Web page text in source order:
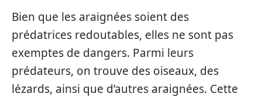
Bien que les araignées soient des
prédatrices redoutables, elles ne sont pas
exemptes de dangers. Parmi leurs
prédateurs, on trouve des oiseaux, des
lézards, ainsi que d’autres araignées. Cette